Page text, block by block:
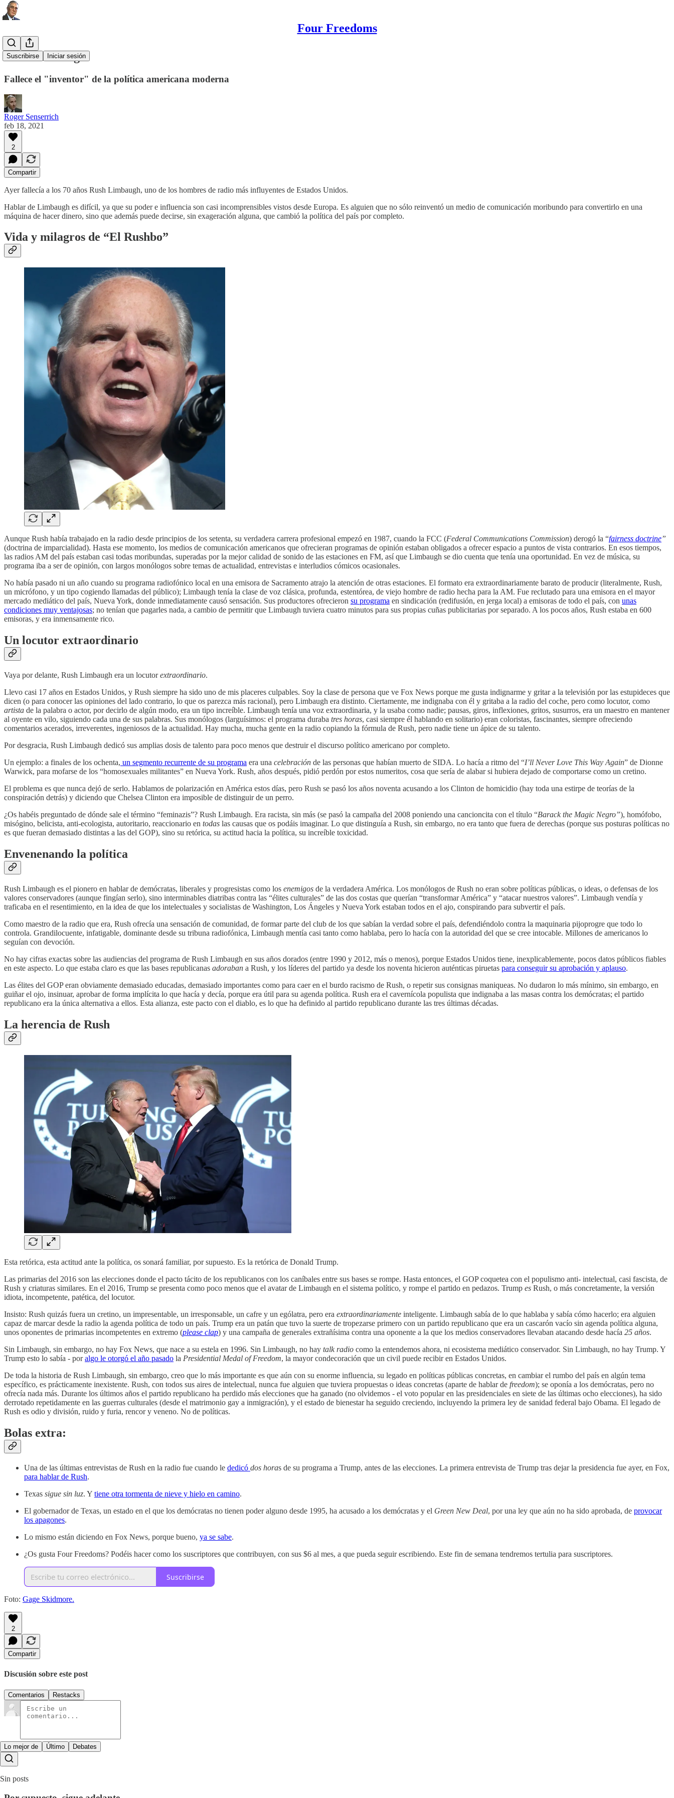
Four Freedoms
Suscribirse Iniciar sesión
Rush Limbaugh
Fallece el "inventor" de la política americana moderna
Roger Senserrich
feb 18, 2021
2
Compartir
Ayer fallecía a los 70 años Rush Limbaugh, uno de los hombres de radio más influyentes de Estados Unidos.
Hablar de Limbaugh es difícil, ya que su poder e influencia son casi incomprensibles vistos desde Europa. Es alguien que no sólo reinventó un medio de comunicación moribundo para convertirlo en una
máquina de hacer dinero, sino que además puede decirse, sin exageración alguna, que cambió la política del país por completo.
Vida y milagros de “El Rushbo”
Aunque Rush había trabajado en la radio desde principios de los setenta, su verdadera carrera profesional empezó en 1987, cuando la FCC (Federal Communications Commission) derogó la “fairness doctrine”
(doctrina de imparcialidad). Hasta ese momento, los medios de comunicación americanos que ofrecieran programas de opinión estaban obligados a ofrecer espacio a puntos de vista contrarios. En esos tiempos,
las radios AM del país estaban casi todas moribundas, superadas por la mejor calidad de sonido de las estaciones en FM, así que Limbaugh se dio cuenta que tenía una oportunidad. En vez de música, su
programa iba a ser de opinión, con largos monólogos sobre temas de actualidad, entrevistas e interludios cómicos ocasionales.
No había pasado ni un año cuando su programa radiofónico local en una emisora de Sacramento atrajo la atención de otras estaciones. El formato era extraordinariamente barato de producir (literalmente, Rush,
un micrófono, y un tipo cogiendo llamadas del público); Limbaugh tenía la clase de voz clásica, profunda, estentórea, de viejo hombre de radio hecha para la AM. Fue reclutado para una emisora en el mayor
mercado mediático del país, Nueva York, donde inmediatamente causó sensación. Sus productores ofrecieron su programa en sindicación (redifusión, en jerga local) a emisoras de todo el país, con unas
condiciones muy ventajosas; no tenían que pagarles nada, a cambio de permitir que Limbaugh tuviera cuatro minutos para sus propias cuñas publicitarias por separado. A los pocos años, Rush estaba en 600
emisoras, y era inmensamente rico.
Un locutor extraordinario
Vaya por delante, Rush Limbaugh era un locutorextraordinario.
Llevo casi 17 años en Estados Unidos, y Rush siempre ha sido uno de mis placeres culpables. Soy la clase de persona que ve Fox News porque me gusta indignarme y gritar a la televisión por las estupideces que
dicen (o para conocer las opiniones del lado contrario, lo que os parezca más racional), pero Limbaugh era distinto. Ciertamente, me indignaba con él y gritaba a la radio del coche, pero como locutor, como
artista de la palabra o actor, por decirlo de algún modo, era un tipo increíble. Limbaugh tenía una voz extraordinaria, y la usaba como nadie; pausas, giros, inflexiones, gritos, susurros, era un maestro en mantener
al oyente en vilo, siguiendo cada una de sus palabras. Sus monólogos (larguísimos: el programa duraba tres horas, casi siempre él hablando en solitario) eran coloristas, fascinantes, siempre ofreciendo
comentarios acerados, irreverentes, ingeniosos de la actualidad. Hay mucha, mucha gente en la radio copiando la fórmula de Rush, pero nadie tiene un ápice de su talento.
Por desgracia, Rush Limbaugh dedicó sus amplias dosis de talento para poco menos que destruir el discurso político americano por completo.
Un ejemplo: a finales de los ochenta, un segmento recurrente de su programa era una celebración de las personas que habían muerto de SIDA. Lo hacía a ritmo del “I’ll Never Love This Way Again” de Dionne
Warwick, para mofarse de los “homosexuales militantes” en Nueva York. Rush, años después, pidió perdón por estos numeritos, cosa que sería de alabar si hubiera dejado de comportarse como un cretino.
El problema es que nunca dejó de serlo. Hablamos de polarización en América estos días, pero Rush se pasó los años noventa acusando a los Clinton de homicidio (hay toda una estirpe de teorías de la
conspiración detrás) y diciendo que Chelsea Clinton era imposible de distinguir de un perro.
¿Os habéis preguntado de dónde sale el término “feminazis”? Rush Limbaugh. Era racista, sin más (se pasó la campaña del 2008 poniendo una cancioncita con el título “Barack the Magic Negro”), homófobo,
misógino, belicista, anti-ecologista, autoritario, reaccionario en todas las causas que os podáis imaginar. Lo que distinguía a Rush, sin embargo, no era tanto que fuera de derechas (porque sus posturas políticas no
es que fueran demasiado distintas a las del GOP), sino su retórica, su actitud hacia la política, su increíble toxicidad.
Envenenando la política
Rush Limbaugh es el pionero en hablar de demócratas, liberales y progresistas como los enemigos de la verdadera América. Los monólogos de Rush no eran sobre políticas públicas, o ideas, o defensas de los
valores conservadores (aunque fingían serlo), sino interminables diatribas contra las “élites culturales” de las dos costas que querían “transformar América” y “atacar nuestros valores”. Limbaugh vendía y
traficaba en el resentimiento, en la idea de que los intelectuales y socialistas de Washington, Los Ángeles y Nueva York estaban todos en el ajo, conspirando para subvertir el país.
Como maestro de la radio que era, Rush ofrecía una sensación de comunidad, de formar parte del club de los que sabían la verdad sobre el país, defendiéndolo contra la maquinaria pijoprogre que todo lo
controla. Grandilocuente, infatigable, dominante desde su tribuna radiofónica, Limbaugh mentía casi tanto como hablaba, pero lo hacía con la autoridad del que se cree intocable. Millones de americanos lo
seguían con devoción.
No hay cifras exactas sobre las audiencias del programa de Rush Limbaugh en sus años dorados (entre 1990 y 2012, más o menos), porque Estados Unidos tiene, inexplicablemente, pocos datos públicos fiables
en este aspecto. Lo que estaba claro es que las bases republicanas adoraban a Rush, y los líderes del partido ya desde los noventa hicieron auténticas piruetas para conseguir su aprobación y aplauso.
Las élites del GOP eran obviamente demasiado educadas, demasiado importantes como para caer en el burdo racismo de Rush, o repetir sus consignas maniqueas. No dudaron lo más mínimo, sin embargo, en
guiñar el ojo, insinuar, aprobar de forma implícita lo que hacía y decía, porque era útil para su agenda política. Rush era el cavernícola populista que indignaba a las masas contra los demócratas; el partido
republicano era la única alternativa a ellos. Esta alianza, este pacto con el diablo, es lo que ha definido al partido republicano durante las tres últimas décadas.
La herencia de Rush
Esta retórica, esta actitud ante la política, os sonará familiar, por supuesto. Es la retórica de Donald Trump.
Las primarias del 2016 son las elecciones donde el pacto tácito de los republicanos con los caníbales entre sus bases se rompe. Hasta entonces, el GOP coquetea con el populismo anti- intelectual, casi fascista, de
Rush y criaturas similares. En el 2016, Trump se presenta como poco menos que el avatar de Limbaugh en el sistema político, y rompe el partido en pedazos. Trump es Rush, o más concretamente, la versión
idiota, incompetente, patética, del locutor.
Insisto: Rush quizás fuera un cretino, un impresentable, un irresponsable, un cafre y un ególatra, pero era extraordinariamente inteligente. Limbaugh sabía de lo que hablaba y sabía cómo hacerlo; era alguien
capaz de marcar desde la radio la agenda política de todo un país. Trump era un patán que tuvo la suerte de tropezarse primero con un partido republicano que era un cascarón vacío sin agenda política alguna,
unos oponentes de primarias incompetentes en extremo (please clap) y una campaña de generales extrañísima contra una oponente a la que los medios conservadores llevaban atacando desde hacía 25 años.
Sin Limbaugh, sin embargo, no hay Fox News, que nace a su estela en 1996. Sin Limbaugh, no hay talk radio como la entendemos ahora, ni ecosistema mediático conservador. Sin Limbaugh, no hay Trump. Y
Trump esto lo sabía - poralgo le otorgó el año pasado la Presidential Medal of Freedom, la mayor condecoración que un civil puede recibir en Estados Unidos.
De toda la historia de Rush Limbaugh, sin embargo, creo que lo más importante es que aún con su enorme influencia, su legado en políticas públicas concretas, en cambiar el rumbo del país en algún tema
específico, es prácticamente inexistente. Rush, con todos sus aires de intelectual, nunca fue alguien que tuviera propuestas o ideas concretas (aparte de hablar de freedom); se oponía a los demócratas, pero no
ofrecía nada más. Durante los últimos años el partido republicano ha perdido más elecciones que ha ganado (no olvidemos - el voto popular en las presidenciales en siete de las últimas ocho elecciones), ha sido
derrotado repetidamente en las guerras culturales (desde el matrimonio gay a inmigración), y el estado de bienestar ha seguido creciendo, incluyendo la primera ley de sanidad federal bajo Obama. El legado de
Rush es odio y división, ruido y furia, rencor y veneno. No de políticas.
Bolas extra:
Una de las últimas entrevistas de Rush en la radio fue cuando le dedicó dos horas de su programa a Trump, antes de las elecciones. La primera entrevista de Trump tras dejar la presidencia fue ayer, en Fox,
para hablar de Rush.
Texas sigue sin luz. Y tiene otra tormenta de nieve y hielo en camino.
El gobernador de Texas, un estado en el que los demócratas no tienen poder alguno desde 1995, ha acusado a los demócratas y el Green New Deal, por una ley que aún no ha sido aprobada, de provocar
los apagones.
Lo mismo están diciendo en Fox News, porque bueno, ya se sabe.
¿Os gusta Four Freedoms? Podéis hacer como los suscriptores que contribuyen, con sus $6 al mes, a que pueda seguir escribiendo. Este fin de semana tendremos tertulia para suscriptores.
Suscribirse
Foto: Gage Skidmore.
2
Compartir
Discusión sobre este post
Comentarios Restacks
Lo mejor de Último Debates
Sin posts